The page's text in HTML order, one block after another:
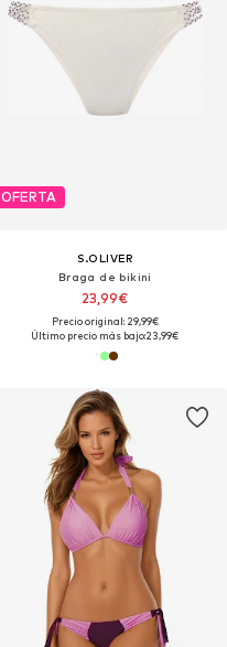
OFERTA
S.OLIVER
Braga de bikini
23,99€
Precio original: 29,99€
Último precio más bajo:23,99€